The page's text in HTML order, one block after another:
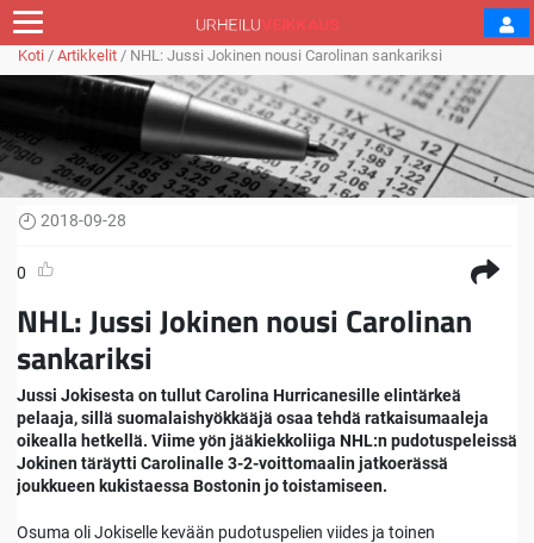
Koti / Artikkelit / NHL: Jussi Jokinen nousi Carolinan sankariksi
2018-09-28
0
NHL: Jussi Jokinen nousi Carolinan
sankariksi
Jussi Jokisesta on tullut Carolina Hurricanesille elintärkeä
pelaaja, sillä suomalaishyökkääjä osaa tehdä ratkaisumaaleja
oikealla hetkellä. Viime yön jääkiekkoliiga NHL:n pudotuspeleissä
Jokinen täräytti Carolinalle 3-2-voittomaalin jatkoerässä
joukkueen kukistaessa Bostonin jo toistamiseen.
Osuma oli Jokiselle kevään pudotuspelien viides ja toinen